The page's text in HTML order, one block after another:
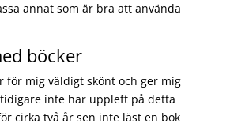
annat som är bra att använda
böcker
för mig väldigt skönt och ger mig
inte har uppleft på detta
cirka två år sen inte läst en bok